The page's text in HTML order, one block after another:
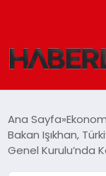
EKONOMI
Ana Sayfa
Bakan Işıkhan,
Genel Kurulu’nda